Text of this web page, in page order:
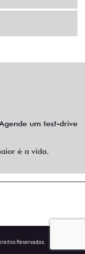
um test-drive
é a vida.
Reservados.